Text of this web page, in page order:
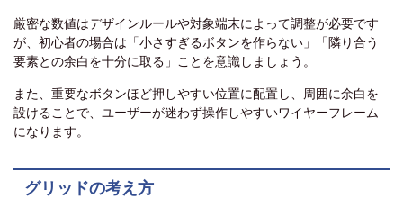
厳密な数値はデザインルールや対象端末によって調整が必要です
が、初心者の場合は「小さすぎるボタンを作らない」「隣り合う
要素との余白を十分に取る」ことを意識しましょう。
また、重要なボタンほど押しやすい位置に配置し、周囲に余白を
設けることで、ユーザーが迷わず操作しやすいワイヤーフレーム
になります。
グリッドの考え方